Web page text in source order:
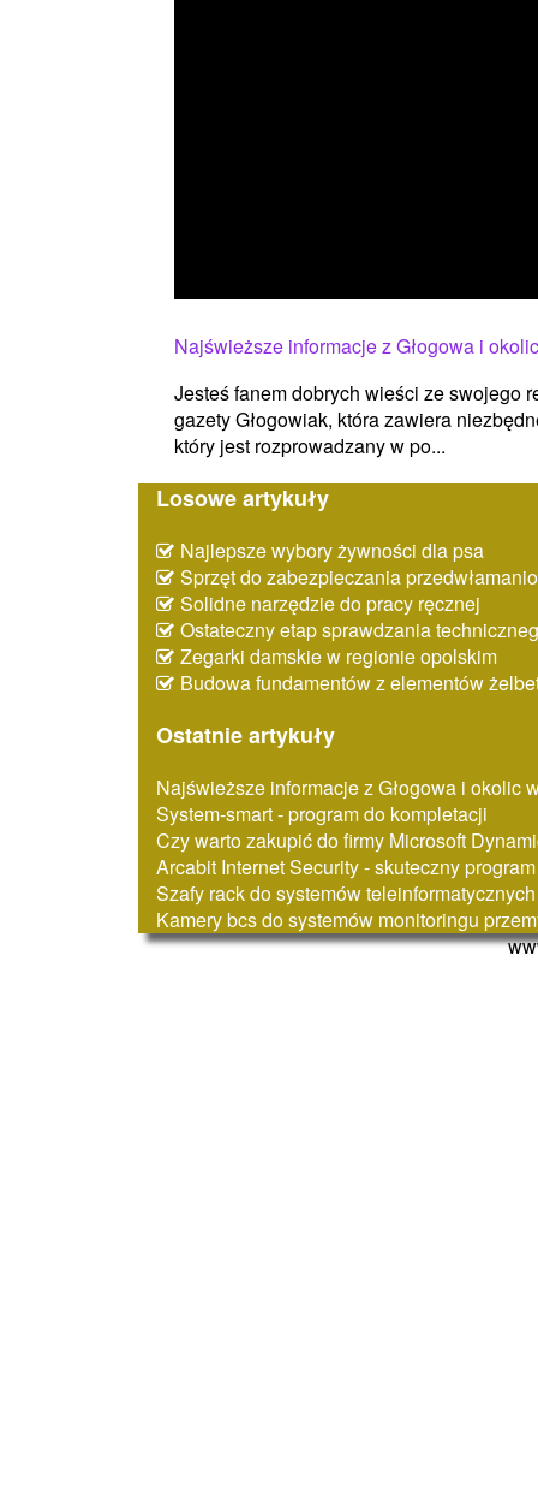
Najświeższe informacje z Głogowa i
Jesteś fanem dobrych wieści ze swojego
gazety Głogowiak, która zawiera
który jest rozprowadzany w po...
Losowe artykuły
Najlepsze wybory żywności dla psa
Sprzęt do zabezpieczania
Solidne narzędzie do pracy ręcznej
Ostateczny etap sprawdzania
Zegarki damskie w regionie opolskim
Budowa fundamentów z elementów
Ostatnie artykuły
Najświeższe informacje z Głogowa i okolic
System-smart - program do kompletacji
Czy warto zakupić do firmy Microsoft
Arcabit Internet Security - skuteczny
Szafy rack do systemów teleinformatycznych
Kamery bcs do systemów monitoringu